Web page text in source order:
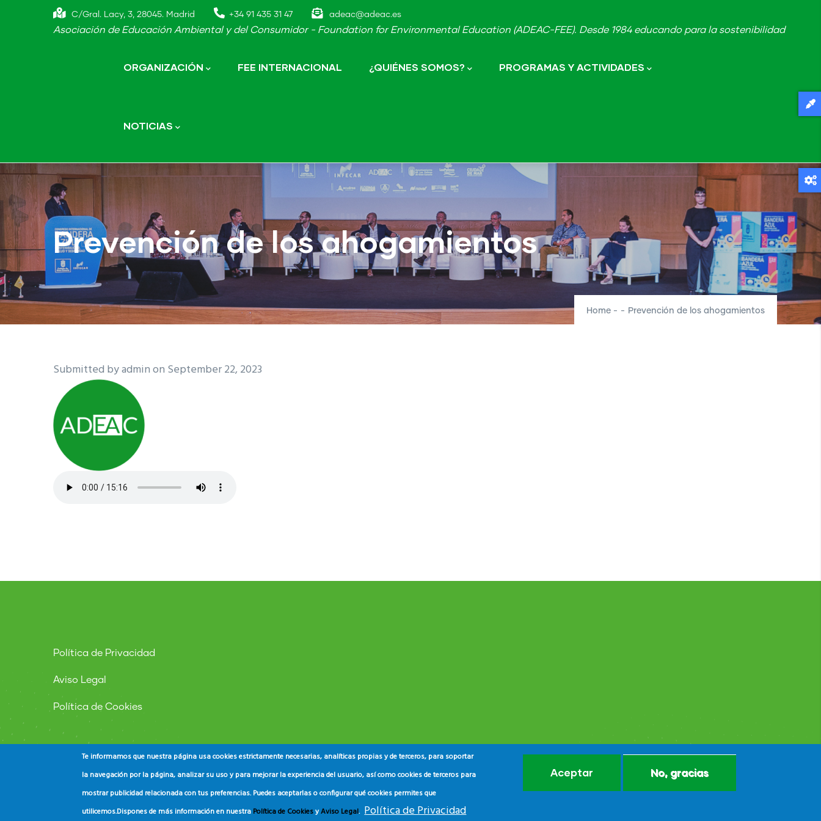
C/Gral. Lacy, 3, 28045. Madrid +34 91 435 31 47 adeac@adeac.es
Asociación de Educación Ambiental y del Consumidor - Foundation for Environmental Education (ADEAC-FEE). Desde 1984 educando para la sostenibilidad
navigation
ORGANIZACIÓN FEE INTERNACIONAL ¿QUIÉNES SOMOS? PROGRAMAS Y ACTIVIDADES
NOTICIAS
Prevención de los ahogamientos
Home - - Prevención de los ahogamientos
Submitted byadminon September 22, 2023
Política de Privacidad
Aviso Legal
Política de Cookies
© Copyright ADEAC2023. All Rights Reserved.
Te informamos que nuestra página usa cookies estrictamente necesarias, analíticas propias y de terceros, para soportar
la navegación por la página, analizar su uso y para mejorar la experiencia del usuario, así como cookies de terceros para
mostrar publicidad relacionada con tus preferencias. Puedes aceptarlas o configurar qué cookies permites que
utilicemos.Dispones de más información en nuestra Política de CookiesyAviso Legal. Política de Privacidad
Aceptar No, gracias